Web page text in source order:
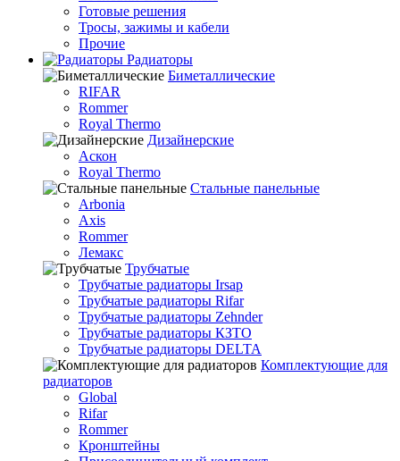
Готовые решения
Тросы, зажимы и кабели
Прочие
Радиаторы
Биметаллические
RIFAR
Rommer
Royal Thermo
Дизайнерские
Аскон
Royal Thermo
Стальные панельные
Arbonia
Axis
Rommer
Лемакс
Трубчатые
Трубчатые радиаторы Irsap
Трубчатые радиаторы Rifar
Трубчатые радиаторы Zehnder
Трубчатые радиаторы КЗТО
Трубчатые радиаторы DELTA
Комплектующие для
радиаторов
Global
Rifar
Rommer
Кронштейны